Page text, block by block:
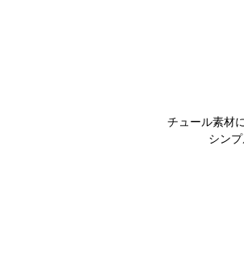
チュール素材
シン